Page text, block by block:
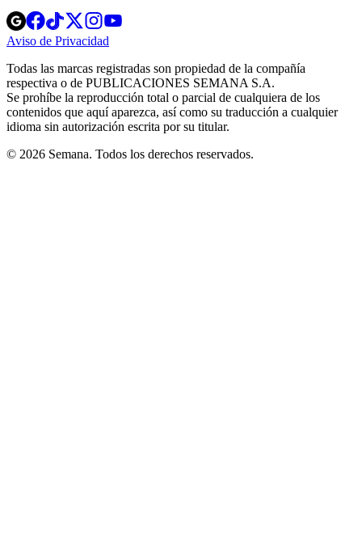
Opens
in
new
Opens
in
new
Opens
in
new
window
Opens
new
windowwindow
Aviso de Privacidad
new
window
Todas las marcas registradas son propiedad de la compañía
respectiva o de PUBLICACIONES SEMANA S.A.
Se prohíbe la reproducción total o parcial de cualquiera de los
contenidos que aquí aparezca, así como su traducción a cualquier
idioma sin autorización escrita por su titular.
© 2026 Semana. Todos los derechos reservados.